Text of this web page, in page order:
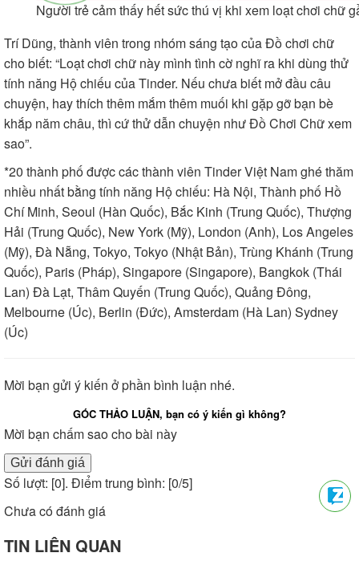
Người trẻ cảm thấy hết sức thú vị khi xem loạt chơi chữ
Trí Dũng, thành viên trong nhóm sáng tạo của Đồ chơi chữ
cho biết: “Loạt chơi chữ này mình tình cờ nghĩ ra khi dùng thử
tính năng Hộ chiếu của Tinder. Nếu chưa biết mở đầu câu
chuyện, hay thích thêm mắm thêm muối khi gặp gỡ bạn bè
khắp năm châu, thì cứ thử dẫn chuyện như Đồ Chơi Chữ xem
sao”.
*20 thành phố được các thành viên Tinder Việt Nam ghé thăm
nhiều nhất bằng tính năng Hộ chiếu: Hà Nội, Thành phố Hồ
Chí Minh, Seoul (Hàn Quốc), Bắc Kinh (Trung Quốc), Thượng
Hải (Trung Quốc), New York (Mỹ), London (Anh), Los Angeles
(Mỹ), Đà Nẵng, Tokyo, Tokyo (Nhật Bản), Trùng Khánh (Trung
Quốc), Paris (Pháp), Singapore (Singapore), Bangkok (Thái
Lan) Đà Lạt, Thâm Quyến (Trung Quốc), Quảng Đông,
Melbourne (Úc), Berlin (Đức), Amsterdam (Hà Lan) Sydney
(Úc)
Mời bạn gửi ý kiến ở phần bình luận nhé.
GÓC THẢO LUẬN, bạn có ý kiến gì không?
Mời bạn chấm sao cho bài này
Gửi đánh giá
Số lượt: [0]. Điểm trung bình: [0/5]
Chưa có đánh giá
TIN LIÊN QUAN